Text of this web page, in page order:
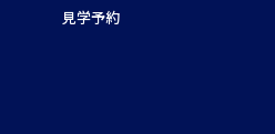
見学予約